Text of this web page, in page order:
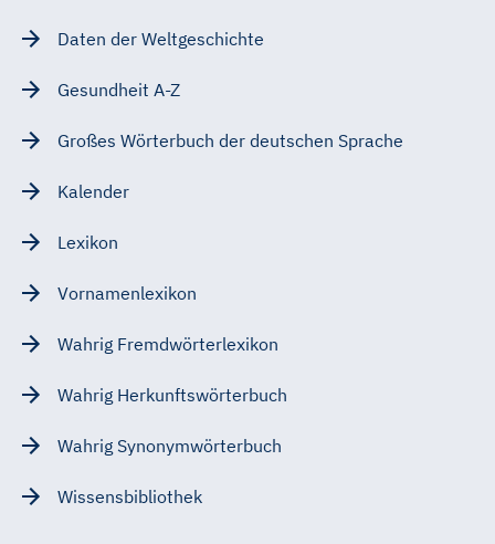
Daten der Weltgeschichte
Gesundheit A-Z
Großes Wörterbuch der deutschen Sprache
Kalender
Lexikon
Vornamenlexikon
Wahrig Fremdwörterlexikon
Wahrig Herkunftswörterbuch
Wahrig Synonymwörterbuch
Wissensbibliothek